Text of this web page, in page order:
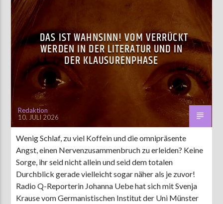
DAS IST WAHNSINN! VOM VERRÜCKT
WERDEN IN DER LITERATUR UND IN
DER KLAUSURENPHASE
Redaktion
10. JULI 2026
Wenig Schlaf, zu viel Koffein und die omnipräsente
Angst, einen Nervenzusammenbruch zu erleiden? Keine
Sorge, ihr seid nicht allein und seid dem totalen
Durchblick gerade vielleicht sogar näher als je zuvor!
Radio Q-Reporterin Johanna Uebe hat sich mit Svenja
Krause vom Germanistischen Institut der Uni Münster